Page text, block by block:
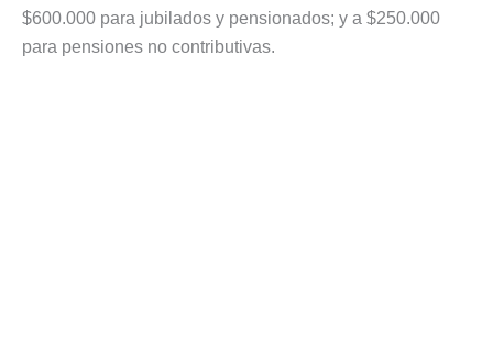
$600.000 para jubilados y pensionados; y a $250.000
para pensiones no contributivas.